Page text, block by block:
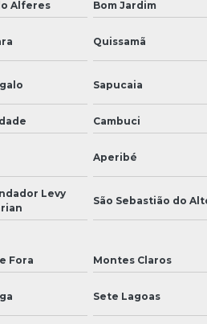
Alferes Bom Jardim
Quissamã
Sapucaia
Cambuci
Aperibé
Levy
São Sebastião do
Fora Montes Claros
Sete Lagoas